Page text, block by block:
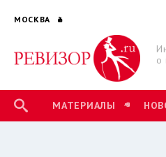
МОСКВА
о
МАТЕРИАЛЫ